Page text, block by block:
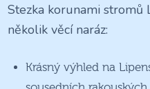
Stezka korunami stromů
několik věcí naráz:
Krásný výhled na